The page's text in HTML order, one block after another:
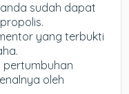
sudah dapat
yang terbukti
pertumbuhan
oleh